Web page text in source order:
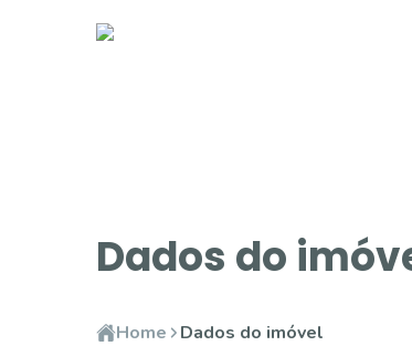
Dados do
Home Dados do imóvel